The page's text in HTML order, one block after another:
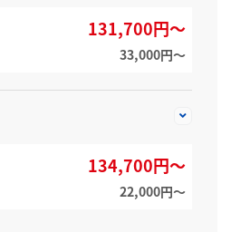
131,700円～
33,000円〜
134,700円～
22,000円〜